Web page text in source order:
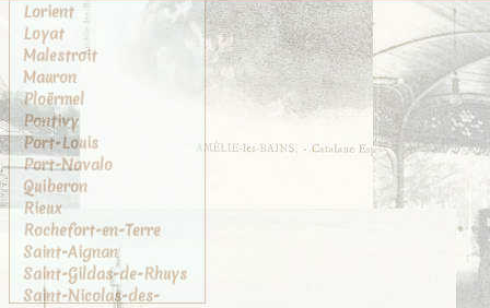
Lorient
Loyat
Malestroit
Mauron
Ploërmel
Pontivy
Port-Louis
Port-Navalo
Quiberon
Rieux
Rochefort-en-Terre
Saint-Aignan
Saint-Gildas-de-Rhuys
Saint-Nicolas-des-